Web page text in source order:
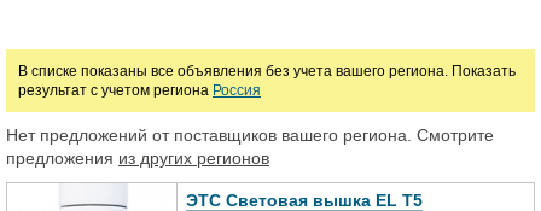
Лампы металлогалогенные Лампы натриевые
Дюралайт Фонари Прожекторы
В списке показаны все объявления без учета вашего региона. Показать
результат с учетом региона Россия
Нет предложений от поставщиков вашего региона. Смотрите
предложения из других регионов
ЭТС Световая вышка EL T5